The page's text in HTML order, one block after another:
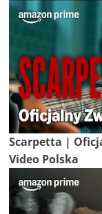
Scarpetta |
Video Polska